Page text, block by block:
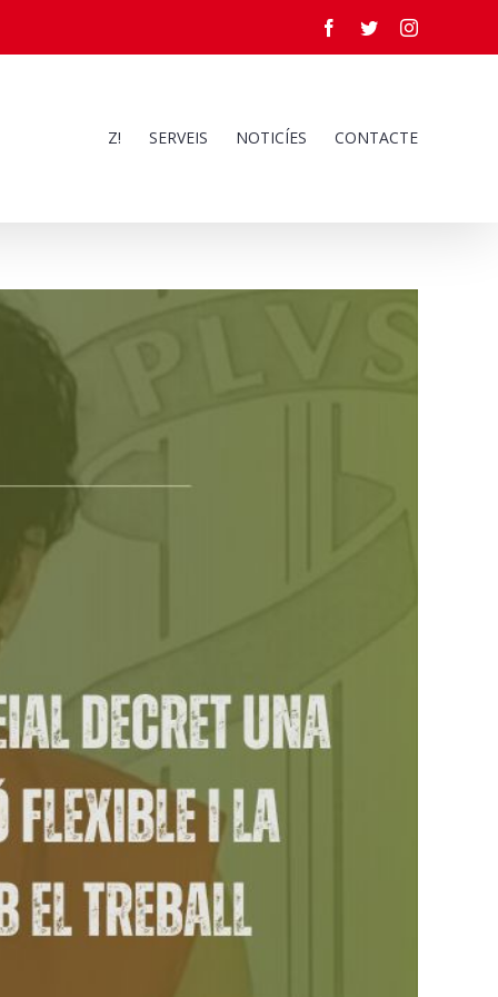
Facebook
TwitterInstagram
Z! SERVEIS NOTICÍES CONTACTE